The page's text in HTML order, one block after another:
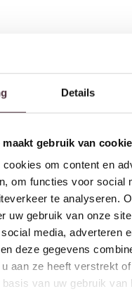
maakt gebruik van cookies
cookies om content en
te analyseren.
uw gebruik van onze site
media, adverteren
deze gegevens
aan ze heeft verstrekt of
van uw gebruik van